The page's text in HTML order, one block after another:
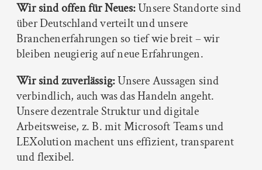
Wir sind offen für Neues:Unsere Standorte sind
über Deutschland verteilt und unsere
Branchenerfahrungen so tief wie breit – wir
bleiben neugierig auf neue Erfahrungen.
Wir sind zuverlässig:Unsere Aussagen sind
verbindlich, auch was das Handeln angeht.
Unsere dezentrale Struktur und digitale
Arbeitsweise, z. B. mit Microsoft Teams und
LEXolution machent uns effizient, transparent
und flexibel.